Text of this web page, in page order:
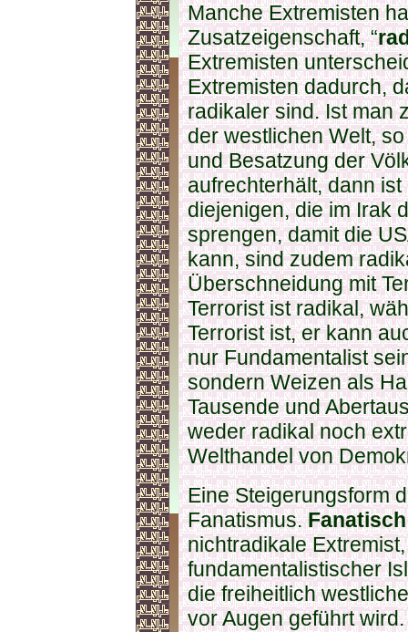
Manche Extremisten
Zusatzeigenschaft, “
Extremisten
Extremisten dadurch,
radikaler sind. Ist man
der westlichen Welt,
und Besatzung der
aufrechterhält, dann
diejenigen, die im Irak
sprengen, damit die
kann, sind zudem
Überschneidung mit
Terrorist ist radikal,
Terrorist ist, er kann
nur Fundamentalist
sondern Weizen als
Tausende und
weder radikal noch
Welthandel von
Eine Steigerungsform
Fanatismus.
nichtradikale
fundamentalistischer
die freiheitlich
vor Augen geführt wird.